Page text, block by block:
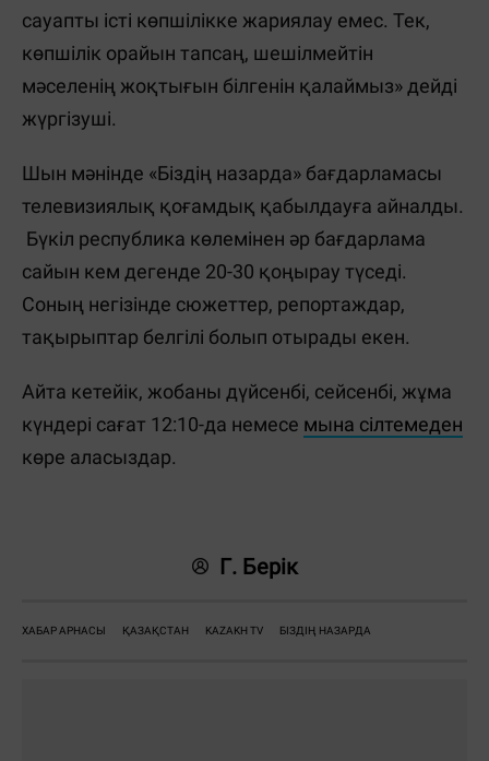
сауапты істі көпшілікке жариялау емес. Тек,
көпшілік орайын тапсаң, шешілмейтін
мәселенің жоқтығын білгенін қалаймыз» дейді
жүргізуші.
Шын мәнінде «Біздің назарда» бағдарламасы
телевизиялық қоғамдық қабылдауға айналды.
Бүкіл республика көлемінен әр бағдарлама
сайын кем дегенде 20-30 қоңырау түседі.
Соның негізінде сюжеттер, репортаждар,
тақырыптар белгілі болып отырады екен.
Айта кетейік, жобаны дүйсенбі, сейсенбі, жұма
күндері сағат 12:10-да немесе мына сілтемеден
көре аласыздар.
Г. Берік
ХАБАР АРНАСЫ ҚАЗАҚСТАН KAZAKH TV БІЗДІҢ НАЗАРДА